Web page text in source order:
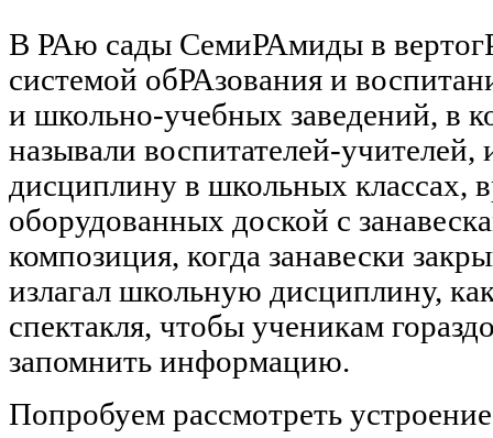
В РАю сады СемиРАмиды в
системой обРАзования и
и школьно-учебных заведений, в
называли воспитателей-
дисциплину в школьных классах,
оборудованных доской с
композиция, когда занавески
излагал школьную дисциплину,
спектакля, чтобы ученикам
запомнить информацию.
Попробуем рассмотреть